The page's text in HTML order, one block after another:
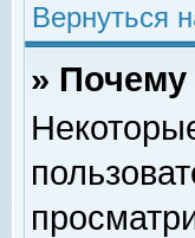
Вернуться
»